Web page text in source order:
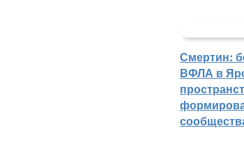
Смертин:
ВФЛА в